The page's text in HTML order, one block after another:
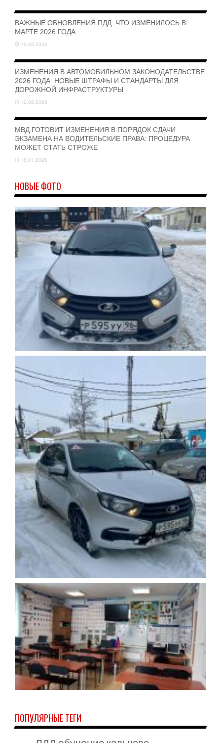
ВАЖНЫЕ ОБНОВЛЕНИЯ ПДД: ЧТО ИЗМЕНИЛОСЬ В
МАРТЕ 2026 ГОДА
19.03.2026
ИЗМЕНЕНИЯ В АВТОМОБИЛЬНОМ ЗАКОНОДАТЕЛЬСТВЕ
2026 ГОДА: НОВЫЕ ШТРАФЫ И СТАНДАРТЫ ДЛЯ
ДОРОЖНОЙ ИНФРАСТРУКТУРЫ
12.02.2026
МВД ГОТОВИТ ИЗМЕНЕНИЯ В ПОРЯДОК СДАЧИ
ЭКЗАМЕНА НА ВОДИТЕЛЬСКИЕ ПРАВА: ПРОЦЕДУРА
МОЖЕТ СТАТЬ СТРОЖЕ
16.01.2026
НОВЫЕ ФОТО
ПОПУЛЯРНЫЕ ТЕГИ